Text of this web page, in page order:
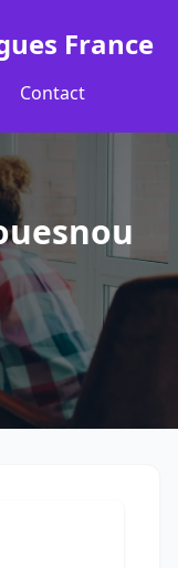
France
Contact